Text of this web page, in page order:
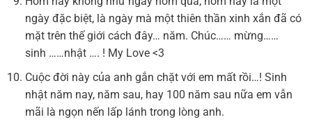
ngày đặc biệt, là ngày mà một thiên thần xinh xắn đã có
mặt trên thế giới cách đây… năm. Chúc…… mừng……
sinh ……nhật …. ! My Love <3
Cuộc đời này của anh gắn chặt với em mất rồi…! Sinh
nhật năm nay, năm sau, hay 100 năm sau nữa em vẫn
mãi là ngọn nến lấp lánh trong lòng anh.